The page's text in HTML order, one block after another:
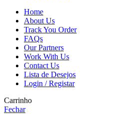
Home
About Us
Track You Order
FAQs
Our Partners
Work With Us
Contact Us
Lista de Desejos
Login / Registar
Carrinho
Fechar